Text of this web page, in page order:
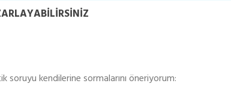
soruyu kendilerine sormalarını öneriyorum: